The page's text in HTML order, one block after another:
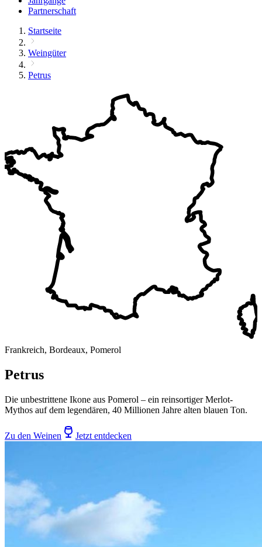
Partnerschaft
Startseite
Weingüter
Petrus
Frankreich, Bordeaux, Pomerol
Petrus
Die unbestrittene Ikone aus Pomerol – ein reinsortiger Merlot-
Mythos auf dem legendären, 40 Millionen Jahre alten blauen Ton.
Zu den Weinen Jetzt entdecken